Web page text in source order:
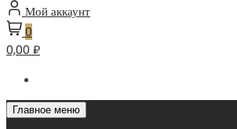
Мой аккаунт
0
0,00 ₽
Главное меню